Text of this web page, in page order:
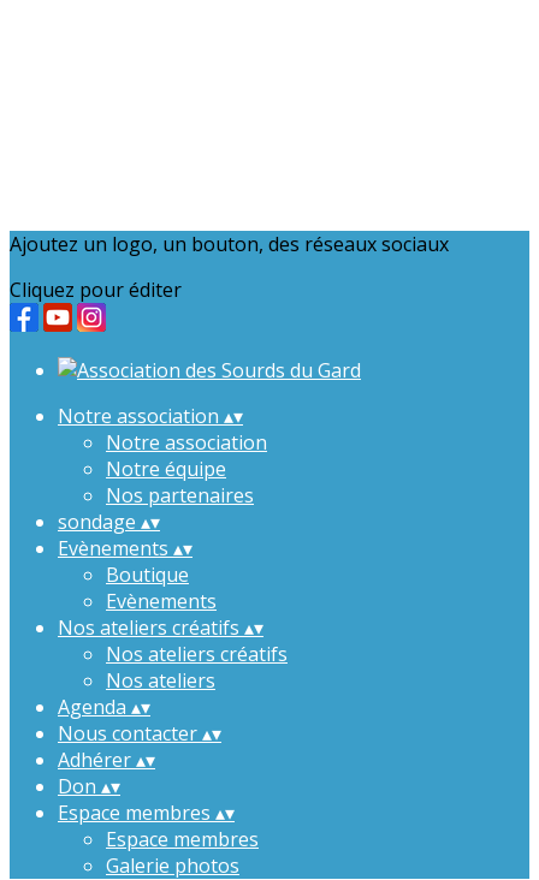
Ajoutez un logo, un bouton, des réseaux sociaux
Cliquez pour éditer
Notre association ▴▾
Notre association
Notre équipe
Nos partenaires
sondage ▴▾
Evènements ▴▾
Boutique
Evènements
Nos ateliers créatifs ▴▾
Nos ateliers créatifs
Nos ateliers
Agenda ▴▾
Nous contacter▴▾
Adhérer▴▾
Don ▴▾
Espace membres ▴▾
Espace membres
Galerie photos